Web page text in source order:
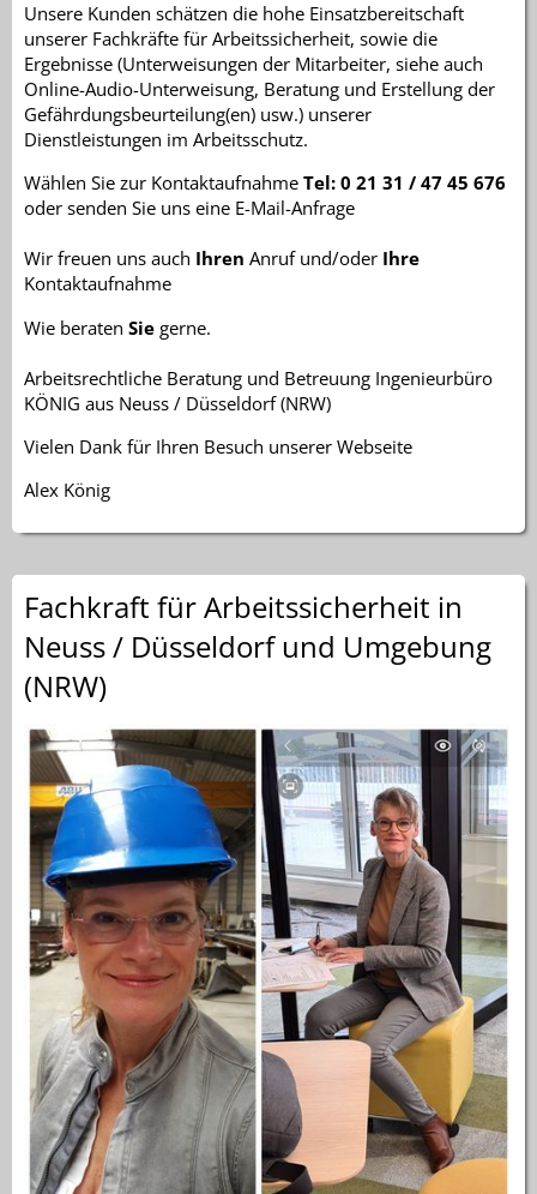
Unsere Kunden schätzen die hohe Einsatzbereitschaft
unserer Fachkräfte für Arbeitssicherheit, sowie die
Ergebnisse (Unterweisungen der Mitarbeiter, siehe auch
Online-Audio-Unterweisung, Beratung und Erstellung der
Gefährdungsbeurteilung(en) usw.) unserer
Dienstleistungen im Arbeitsschutz.
Wählen Sie zur Kontaktaufnahme Tel: 0 21 31 / 47 45 676
oder senden Sie uns eine E-Mail-Anfrage
Wir freuen uns auch Ihren Anruf und/oder Ihre
Kontaktaufnahme
Wie beraten Sie gerne.
Arbeitsrechtliche Beratung und Betreuung Ingenieurbüro
KÖNIG aus Neuss / Düsseldorf (NRW)
Vielen Dank für Ihren Besuch unserer Webseite
Alex König
Fachkraft für Arbeitssicherheit in
Neuss / Düsseldorf und Umgebung
(NRW)